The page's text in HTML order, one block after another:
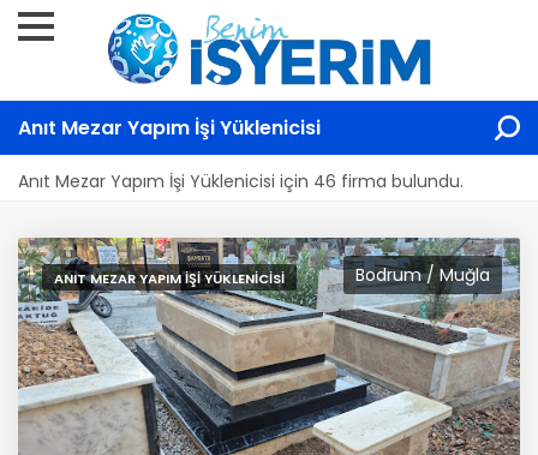
Anıt Mezar Yapım İşi Yüklenicisi
Anıt Mezar Yapım İşi Yüklenicisi için 46 firma bulundu.
Bodrum / Muğla
ANIT MEZAR YAPIM İŞI YÜKLENICISI